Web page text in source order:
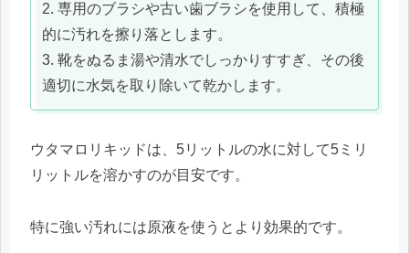
2. 専用のブラシや古い歯ブラシを使用して、積極
的に汚れを擦り落とします。
3. 靴をぬるま湯や清水でしっかりすすぎ、その後
適切に水気を取り除いて乾かします。
ウタマロリキッドは、5リットルの水に対して5ミリ
リットルを溶かすのが目安です。
特に強い汚れには原液を使うとより効果的です。